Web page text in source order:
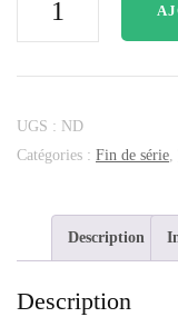
UGS : ND
Catégories : Fin de série
Description
Description